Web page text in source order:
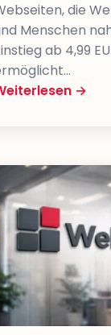
die
Menschen
ab 4,99
→